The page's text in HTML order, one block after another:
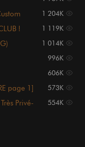
1 204K
! 1 119K
1 014K
996K
606K
page 1] 573K
Privé- 554K